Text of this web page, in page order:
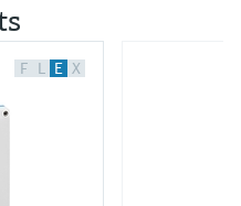
F L E X